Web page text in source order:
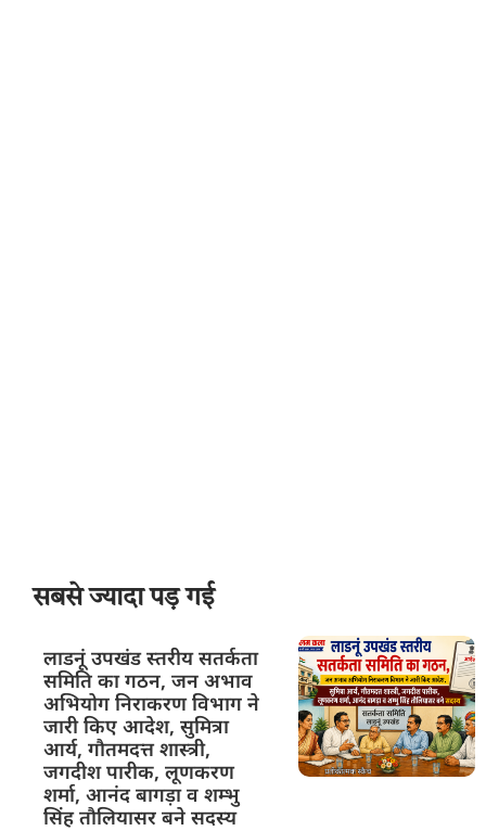
सबसे ज्यादा पड़ गई
लाडनूं उपखंड स्तरीय सतर्कता
समिति का गठन, जन अभाव
अभियोग निराकरण विभाग ने
जारी किए आदेश, सुमित्रा
आर्य, गौतमदत्त शास्त्री,
जगदीश पारीक, लूणकरण
शर्मा, आनंद बागड़ा व शम्भु
सिंह तौलियासर बने सदस्य